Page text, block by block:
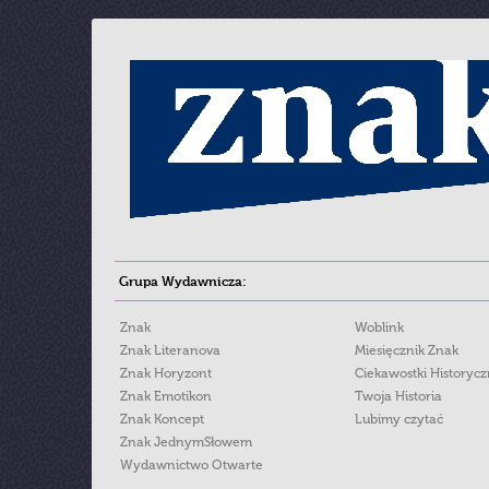
Grupa Wydawnicza:
Znak
Znak Literanova
Znak Horyzont
Znak Emotikon
Znak Koncept
Znak JednymSłowem
Wydawnictwo Otwarte
Woblink
Miesięcznik Znak
Ciekawostki
Twoja Historia
Lubimy czytać